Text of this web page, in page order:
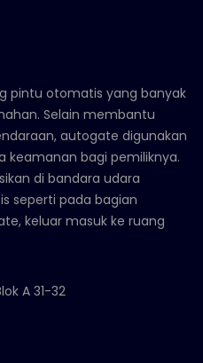
pintu otomatis yang banyak
Selain membantu
autogate digunakan
keamanan bagi pemiliknya.
di bandara udara
seperti pada bagian
keluar masuk ke ruang
A 31-32